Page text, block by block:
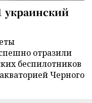
украинский
отразили
беспилотников
Черного